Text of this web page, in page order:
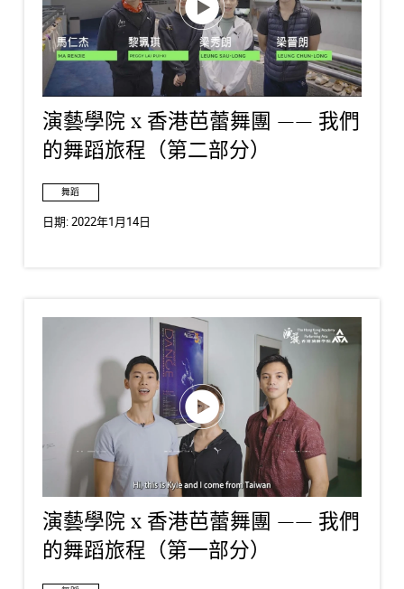
演藝學院 x 香港芭蕾舞團 —— 我們
的舞蹈旅程（第二部分）
舞蹈
日期:2022年1月14日
演藝學院 x 香港芭蕾舞團 —— 我們
的舞蹈旅程（第一部分）